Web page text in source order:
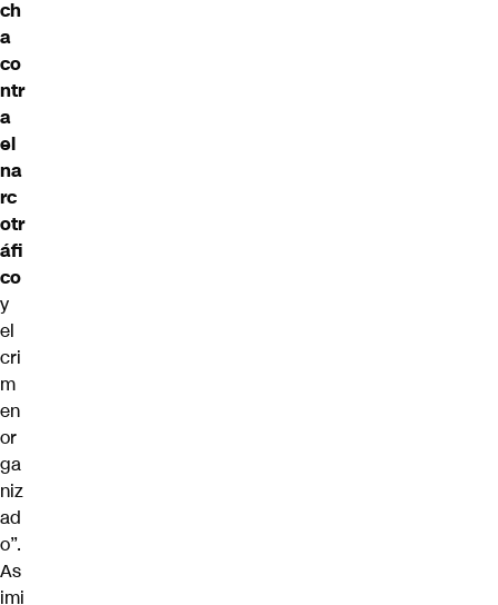
ch
a
co
ntr
a
el
na
rc
otr
áfi
co
y
el
cri
m
en
or
ga
niz
ad
o”.
As
imi